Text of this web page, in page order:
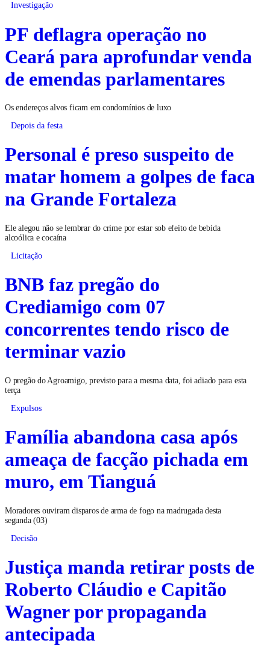
Investigação
PF deflagra operação no
Ceará para aprofundar venda
de emendas parlamentares
Os endereços alvos ficam em condomínios de luxo
Depois da festa
Personal é preso suspeito de
matar homem a golpes de faca
na Grande Fortaleza
Ele alegou não se lembrar do crime por estar sob efeito de bebida
alcoólica e cocaína
Licitação
BNB faz pregão do
Crediamigo com 07
concorrentes tendo risco de
terminar vazio
O pregão do Agroamigo, previsto para a mesma data, foi adiado para esta
terça
Expulsos
Família abandona casa após
ameaça de facção pichada em
muro, em Tianguá
Moradores ouviram disparos de arma de fogo na madrugada desta
segunda (03)
Decisão
Justiça manda retirar posts de
Roberto Cláudio e Capitão
Wagner por propaganda
antecipada